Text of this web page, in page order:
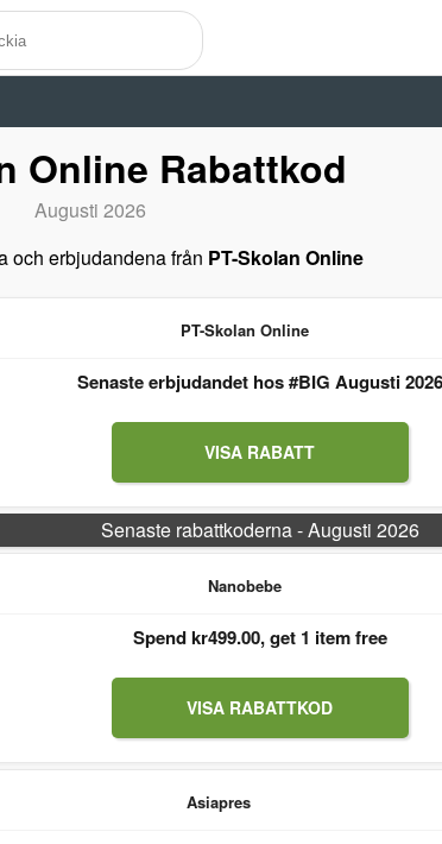
Online Rabattkod
Augusti 2026
och erbjudandena från PT-Skolan Online
PT-Skolan Online
Senaste erbjudandet hos #BIG Augusti 2026
VISA RABATT
Senaste rabattkoderna - Augusti 2026
Nanobebe
Spend kr499.00, get 1 item free
VISA RABATTKOD
Asiapres